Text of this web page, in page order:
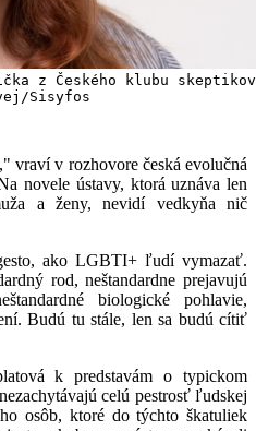
z Českého klubu
Sisyfos
vraví v rozhovore česká evolučná
novele ústavy, ktorá uznáva len
a ženy, nevidí vedkyňa nič
ako LGBTI+ ľudí vymazať.
rod, neštandardne prejavujú
biologické pohlavie,
Budú tu stále, len sa budú cítiť
k predstavám o typickom
celú pestrosť ľudskej
osôb, ktoré do týchto škatuliek